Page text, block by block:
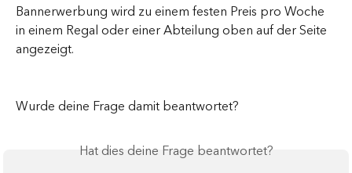
Bannerwerbung wird zu einem festen Preis pro Woche
in einem Regal oder einer Abteilung oben auf der Seite
angezeigt.
Wurde deine Frage damit beantwortet?
Hat dies deine Frage beantwortet?